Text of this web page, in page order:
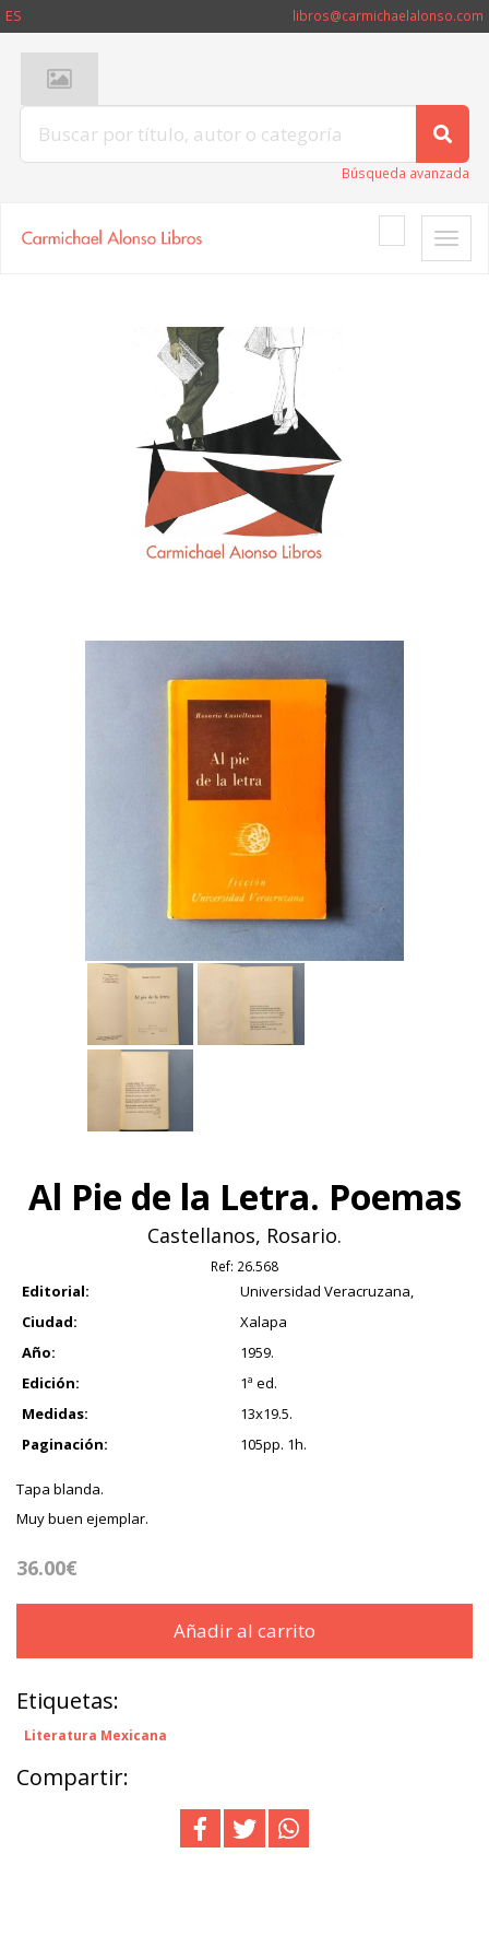
ES libros@carmichaelalonso.com
Búsqueda avanzada
Toggle
Al Pie de la Letra. Poemas
Castellanos, Rosario.
Ref: 26.568
Editorial:
Universidad Veracruzana,
Ciudad:
Xalapa
Año:
1959.
Edición:
1ª ed.
Medidas:
13x19.5.
Paginación:
105pp. 1h.
Tapa blanda.
Muy buen ejemplar.
36.00€
Añadir al carrito
Etiquetas:
Literatura Mexicana
Compartir: